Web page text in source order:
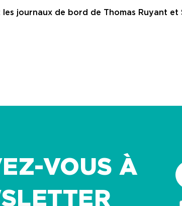
journaux de bord de Thomas Ruyant et
VOUS À